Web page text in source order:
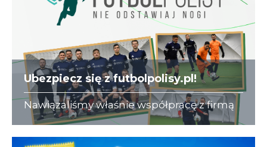
Ubezpiecz się z futbolpolisy.pl!
Nawiązaliśmy właśnie współpracę z firmą
futbolpolisy.pl, która na co dzień zajmuje
się ubezpieczeniami dla piłkarzy-
amatorów.